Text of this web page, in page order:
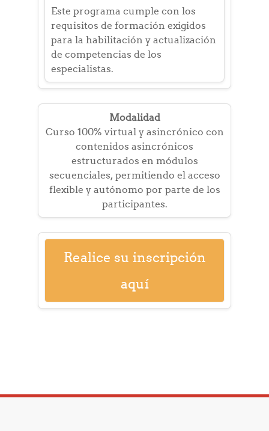
Este programa cumple con los
requisitos de formación exigidos
para la habilitación y actualización
de competencias de los
especialistas.
Modalidad
Curso 100% virtual y asincrónico con
contenidos asincrónicos
estructurados en módulos
secuenciales, permitiendo el acceso
flexible y autónomo por parte de los
participantes.
Realice su inscripción
aquí